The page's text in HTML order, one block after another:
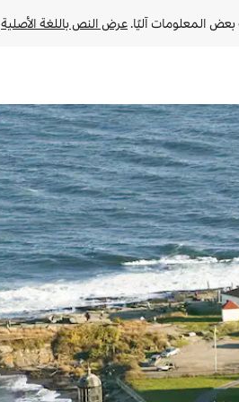
المعلومات آليًا. عرض النص باللغة الأصلية
أو السحب.